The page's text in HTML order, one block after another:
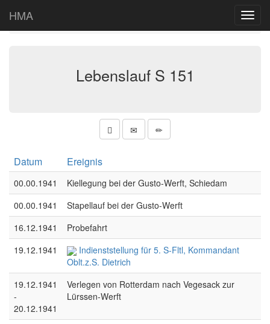
HMA
Start
Lebenslauf > S 151
Lebenslauf S 151
Datum Ereignis
00.00.1941
Kiellegung bei der Gusto-Werft, Schiedam
00.00.1941
Stapellauf bei der Gusto-Werft
16.12.1941
Probefahrt
19.12.1941
Indienststellung für 5. S-Fltl, Kommandant
Oblt.z.S. Dietrich
19.12.1941
-
20.12.1941
Verlegen von Rotterdam nach Vegesack zur
Lürssen-Werft